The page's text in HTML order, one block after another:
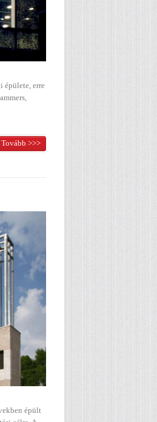
épülete, erre
Tovább >>>
épült